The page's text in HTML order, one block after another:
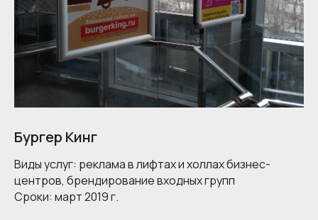
Бургер Кинг
Виды услуг: реклама в лифтах и холлах бизнес-
центров, брендирование входных групп
Сроки: март 2019 г.